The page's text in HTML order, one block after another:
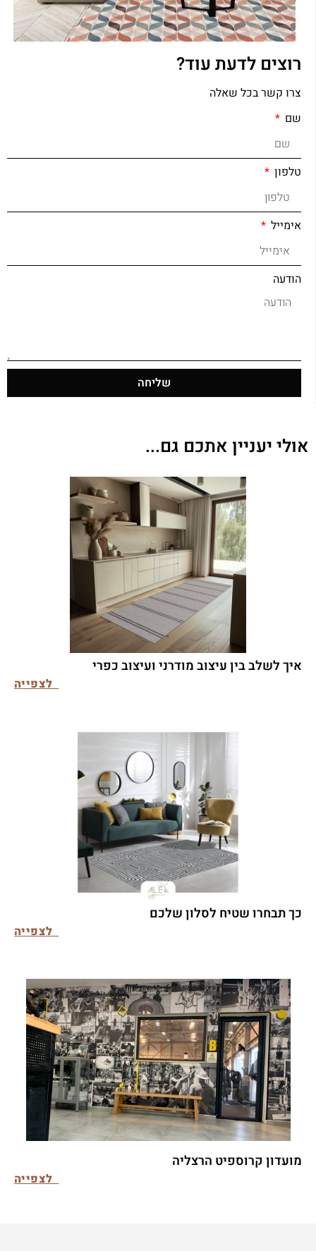
רוצים לדעת עוד?
צרו קשר בכל שאלה
שם
טלפון
אימייל
הודעה
שליחה
אולי יעניין אתכם גם...
איך לשלב בין עיצוב מודרני ועיצוב כפרי
לצפייה
כך תבחרו שטיח לסלון שלכם
לצפייה
מועדון קרוספיט הרצליה
לצפייה